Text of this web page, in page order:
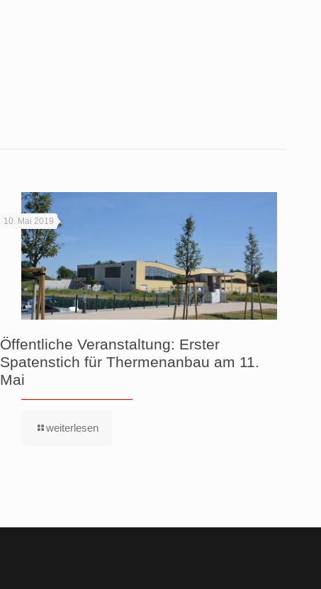
10. Mai 2019
Öffentliche Veranstaltung: Erster
Spatenstich für Thermenanbau am 11.
Mai
weiterlesen